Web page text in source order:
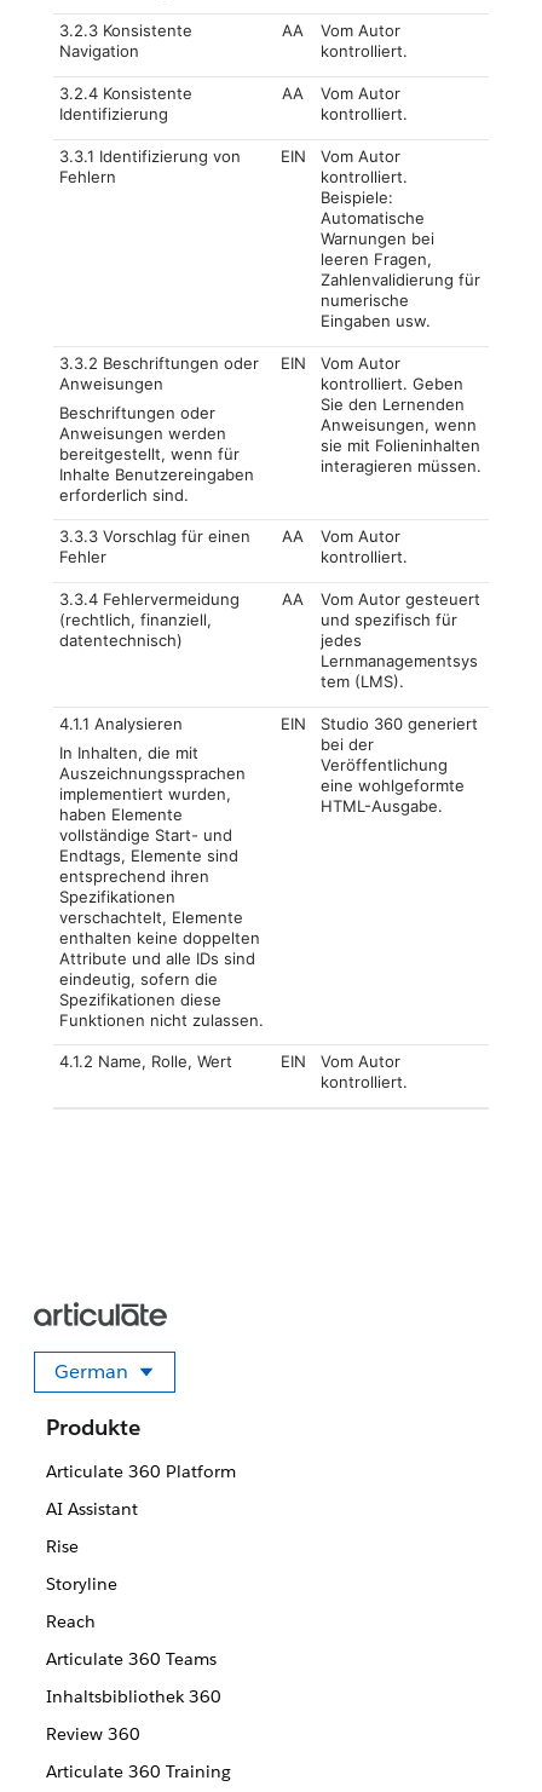
3.2.3 Konsistente
Navigation
AA
Vom Autor
kontrolliert.
3.2.4 Konsistente
Identifizierung
AA
Vom Autor
kontrolliert.
3.3.1 Identifizierung von
Fehlern
EIN
Vom Autor
kontrolliert.
Beispiele:
Automatische
Warnungen bei
leeren Fragen,
Zahlenvalidierung für
numerische
Eingaben usw.
3.3.2 Beschriftungen oder
Anweisungen
Beschriftungen oder
Anweisungen werden
bereitgestellt, wenn für
Inhalte Benutzereingaben
erforderlich sind.
EIN
Vom Autor
kontrolliert. Geben
Sie den Lernenden
Anweisungen, wenn
sie mit Folieninhalten
interagieren müssen.
3.3.3 Vorschlag für einen
Fehler
AA
Vom Autor
kontrolliert.
3.3.4 Fehlervermeidung
(rechtlich, finanziell,
datentechnisch)
AA
Vom Autor gesteuert
und spezifisch für
jedes
Lernmanagementsys
tem (LMS).
4.1.1 Analysieren
In Inhalten, die mit
Auszeichnungssprachen
implementiert wurden,
haben Elemente
vollständige Start- und
Endtags, Elemente sind
entsprechend ihren
Spezifikationen
verschachtelt, Elemente
enthalten keine doppelten
Attribute und alle IDs sind
eindeutig, sofern die
Spezifikationen diese
Funktionen nicht zulassen.
EIN
Studio 360 generiert
bei der
Veröffentlichung
eine wohlgeformte
HTML-Ausgabe.
4.1.2 Name, Rolle, Wert EIN
Vom Autor
kontrolliert.
German
Sprache auswählen
Produkte
Articulate 360 Platform
AI Assistant
Rise
Storyline
Reach
Articulate 360 Teams
Inhaltsbibliothek 360
Review 360
Articulate 360 Training